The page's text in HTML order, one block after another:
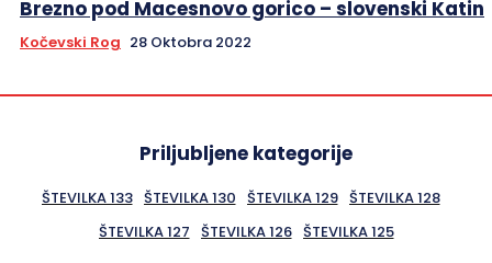
Brezno pod Macesnovo gorico – slovenski Katin
Kočevski Rog 28 Oktobra 2022
Priljubljene kategorije
ŠTEVILKA 133 ŠTEVILKA 130 ŠTEVILKA 129 ŠTEVILKA 128
ŠTEVILKA 127 ŠTEVILKA 126 ŠTEVILKA 125